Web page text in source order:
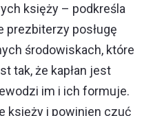
księży – podkreśla
prezbiterzy posługę
środowiskach, które
tak, że kapłan jest
im i ich formuje.
księży i powinien czuć